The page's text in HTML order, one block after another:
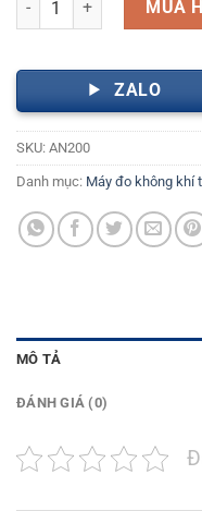
MUA
ZALO
SKU: AN200
Danh mục: Máy đo không khí
MÔ TẢ
ĐÁNH GIÁ (0)